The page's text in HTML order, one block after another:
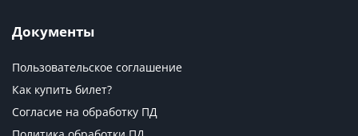
Документы
Пользовательское соглашение
Как купить билет?
Согласие на обработку ПД